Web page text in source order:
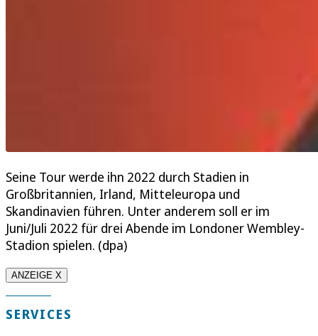
Seine Tour werde ihn 2022 durch Stadien in
Großbritannien, Irland, Mitteleuropa und
Skandinavien führen. Unter anderem soll er im
Juni/Juli 2022 für drei Abende im Londoner Wembley-
Stadion spielen. (dpa)
ANZEIGE X
SERVICES